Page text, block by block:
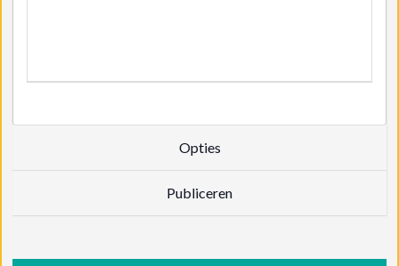
Opties
Publiceren